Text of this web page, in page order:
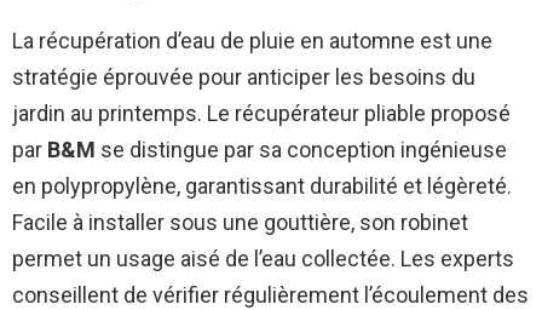
La récupération d’eau de pluie en automne est une
stratégie éprouvée pour anticiper les besoins du
jardin au printemps. Le récupérateur pliable proposé
par B&M se distingue par sa conception ingénieuse
en polypropylène, garantissant durabilité et légèreté.
Facile à installer sous une gouttière, son robinet
permet un usage aisé de l’eau collectée. Les experts
conseillent de vérifier régulièrement l’écoulement des